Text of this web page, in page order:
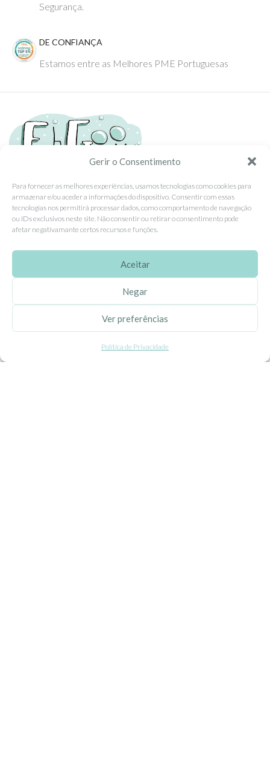
Gerir o Consentimento
Para fornecer as melhores experiências, usamos tecnologias como cookies para
armazenar e/ou aceder a informações do dispositivo. Consentir com essas
tecnologias nos permitirá processar dados, como comportamento de navegação
ou IDs exclusivos neste site. Não consentir ou retirar o consentimento pode
afetar negativamante certos recursos e funções.
Aceitar
Negar
Ver preferências
Política de Privacidade
Segurança.
DE CONFIANÇA
Estamos entre as Melhores PME Portuguesas
Tel: (351) 234095278 Custo de Chamada para Rede Fixa Nacional
Email: info@ehgoom.com
Rua José Afonso, Nº 50, 3800-438 Aveiro, Portugal
Sobre Nós
Propriedade Intelectual
Colaboração com Bloggers